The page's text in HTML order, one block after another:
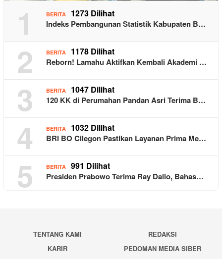
1 BERITA 1273 Dilihat
Indeks Pembangunan Statistik Kabupaten B…
2 BERITA 1178 Dilihat
Reborn! Lamahu Aktifkan Kembali Akademi …
3 BERITA 1047 Dilihat
120 KK di Perumahan Pandan Asri Terima B…
4 BERITA 1032 Dilihat
BRI BO Cilegon Pastikan Layanan Prima Me…
5 BERITA 991 Dilihat
Presiden Prabowo Terima Ray Dalio, Bahas…
TENTANG KAMI
REDAKSI
KARIR
PEDOMAN MEDIA SIBER